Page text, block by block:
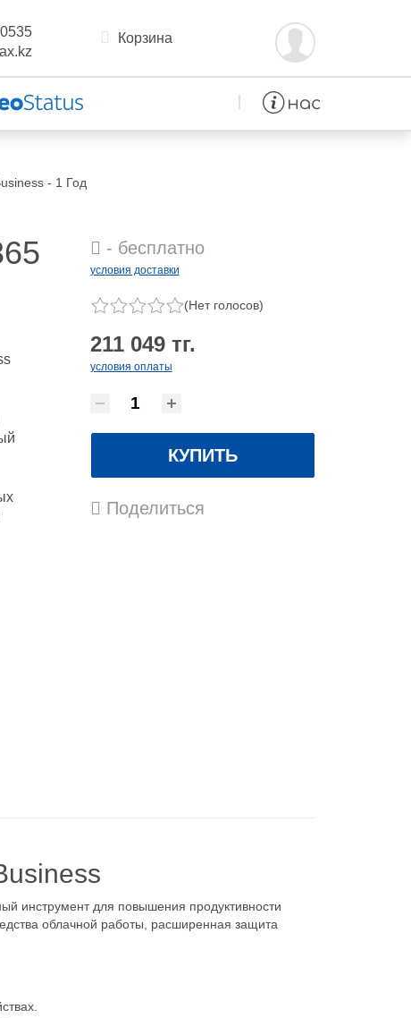
Корзина
- 1 Год
- бесплатно
условия доставки
(Нет голосов)
211 049 тг.
условия оплаты
КУПИТЬ
Поделиться
инструмент для повышения продуктивности
облачной работы, расширенная защита